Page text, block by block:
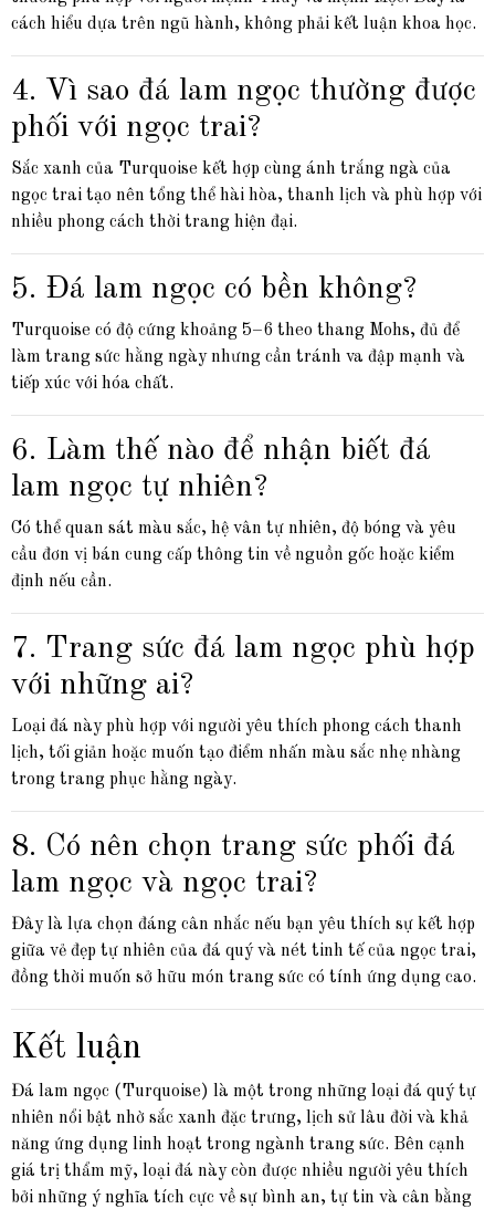
cách hiểu dựa trên ngũ hành, không phải kết luận khoa học.
4. Vì sao đá lam ngọc thường được
phối với ngọc trai?
Sắc xanh của Turquoise kết hợp cùng ánh trắng ngà của
ngọc trai tạo nên tổng thể hài hòa, thanh lịch và phù hợp với
nhiều phong cách thời trang hiện đại.
5. Đá lam ngọc có bền không?
Turquoise có độ cứng khoảng 5–6 theo thang Mohs, đủ để
làm trang sức hằng ngày nhưng cần tránh va đập mạnh và
tiếp xúc với hóa chất.
6. Làm thế nào để nhận biết đá
lam ngọc tự nhiên?
Có thể quan sát màu sắc, hệ vân tự nhiên, độ bóng và yêu
cầu đơn vị bán cung cấp thông tin về nguồn gốc hoặc kiểm
định nếu cần.
7. Trang sức đá lam ngọc phù hợp
với những ai?
Loại đá này phù hợp với người yêu thích phong cách thanh
lịch, tối giản hoặc muốn tạo điểm nhấn màu sắc nhẹ nhàng
trong trang phục hằng ngày.
8. Có nên chọn trang sức phối đá
lam ngọc và ngọc trai?
Đây là lựa chọn đáng cân nhắc nếu bạn yêu thích sự kết hợp
giữa vẻ đẹp tự nhiên của đá quý và nét tinh tế của ngọc trai,
đồng thời muốn sở hữu món trang sức có tính ứng dụng cao.
Kết luận
Đá lam ngọc (Turquoise) là một trong những loại đá quý tự
nhiên nổi bật nhờ sắc xanh đặc trưng, lịch sử lâu đời và khả
năng ứng dụng linh hoạt trong ngành trang sức. Bên cạnh
giá trị thẩm mỹ, loại đá này còn được nhiều người yêu thích
bởi những ý nghĩa tích cực về sự bình an, tự tin và cân bằng